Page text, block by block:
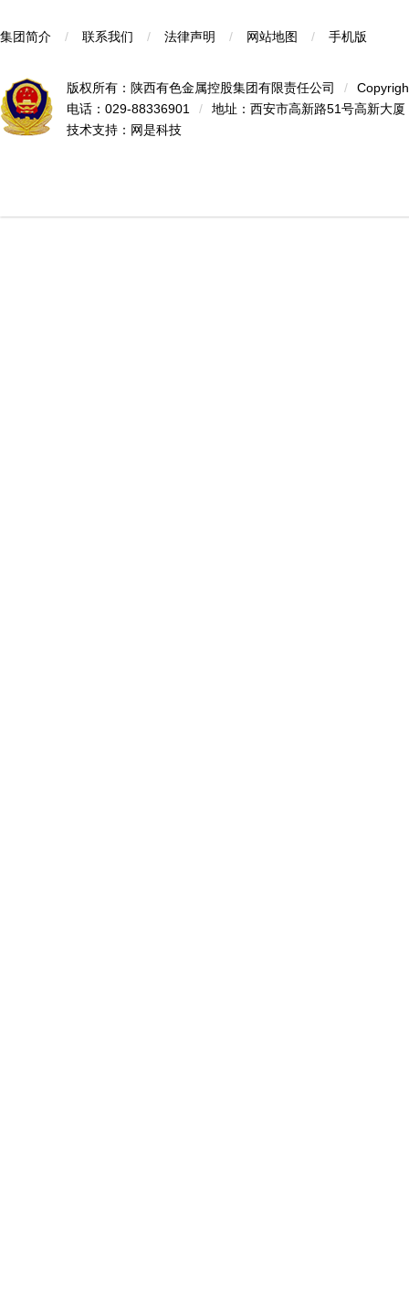
集团简介 / 联系我们 / 法律声明 / 网站地图 / 手机版
版权所有：陕西有色金属控股集团有限责任公司 /
电话：029-88336901
/
地址：西安市高新路51号高新大厦
技术支持： 网是科技